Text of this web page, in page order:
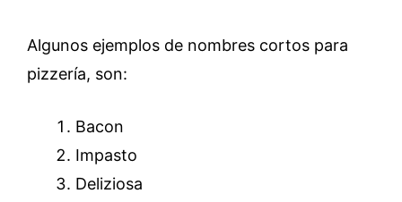
Algunos ejemplos de nombres cortos para
pizzería, son:
Bacon
Impasto
Deliziosa